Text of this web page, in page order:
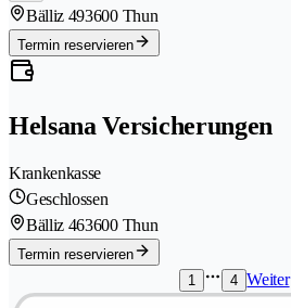
Bälliz 493600 Thun
Termin reservieren
Helsana Versicherungen
Krankenkasse
Geschlossen
Bälliz 463600 Thun
Termin reservieren
1
4 Weiter